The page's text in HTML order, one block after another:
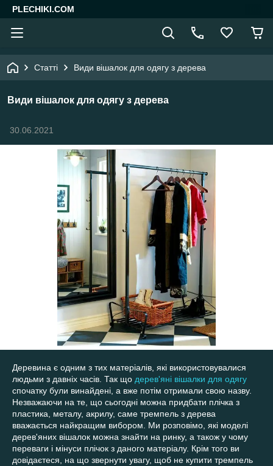
PLECHIKI.COM
Статті Види вішалок для одягу з дерева
Види вішалок для одягу з дерева
30.06.2021
Деревина є одним з тих матеріалів, які використовувалися
людьми з давніх часів. Так що дерев'яні вішалки для одягу
спочатку були винайдені, а вже потім отримали свою назву.
Незважаючи на те, що сьогодні можна придбати плічка з
пластика, металу, акрилу, саме тремпель з дерева
вважається найкращим вибором. Ми розповімо, які моделі
дерев'яних вішалок можна знайти на ринку, а також у чому
переваги і мінуси плічок з даного матеріалу. Крім того ви
довідаєтеся, на що звернути увагу, щоб не купити тремпель